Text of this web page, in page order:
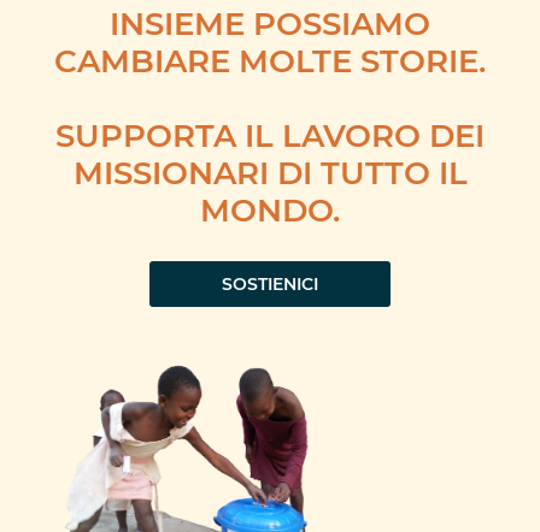
INSIEME POSSIAMO
CAMBIARE MOLTE STORIE.
SUPPORTA IL LAVORO DEI
MISSIONARI DI TUTTO IL
MONDO.
SOSTIENICI